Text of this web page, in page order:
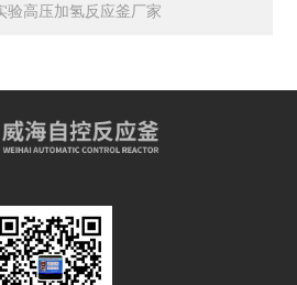
验高压加氢反应釜厂家